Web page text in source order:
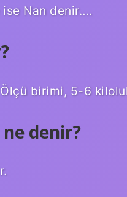
Nan denir….
Ölçü birimi, 5-6
denir?